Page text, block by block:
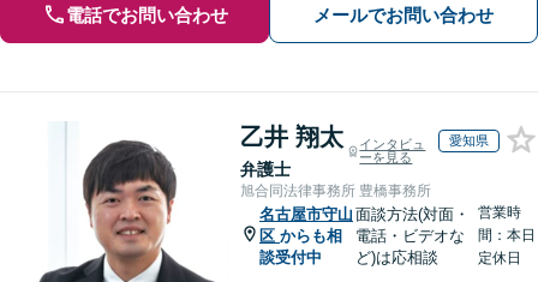
電話でお問い合わせ メールでお問い合わせ
乙井 翔太
弁護士
インタビュ
ーを見る
愛知県
旭合同法律事務所 豊橋事務所
名古屋市守山
区 からも相
談受付中
面談方法(対面・
電話・ビデオな
ど)は応相談
営業時
間：本日
定休日